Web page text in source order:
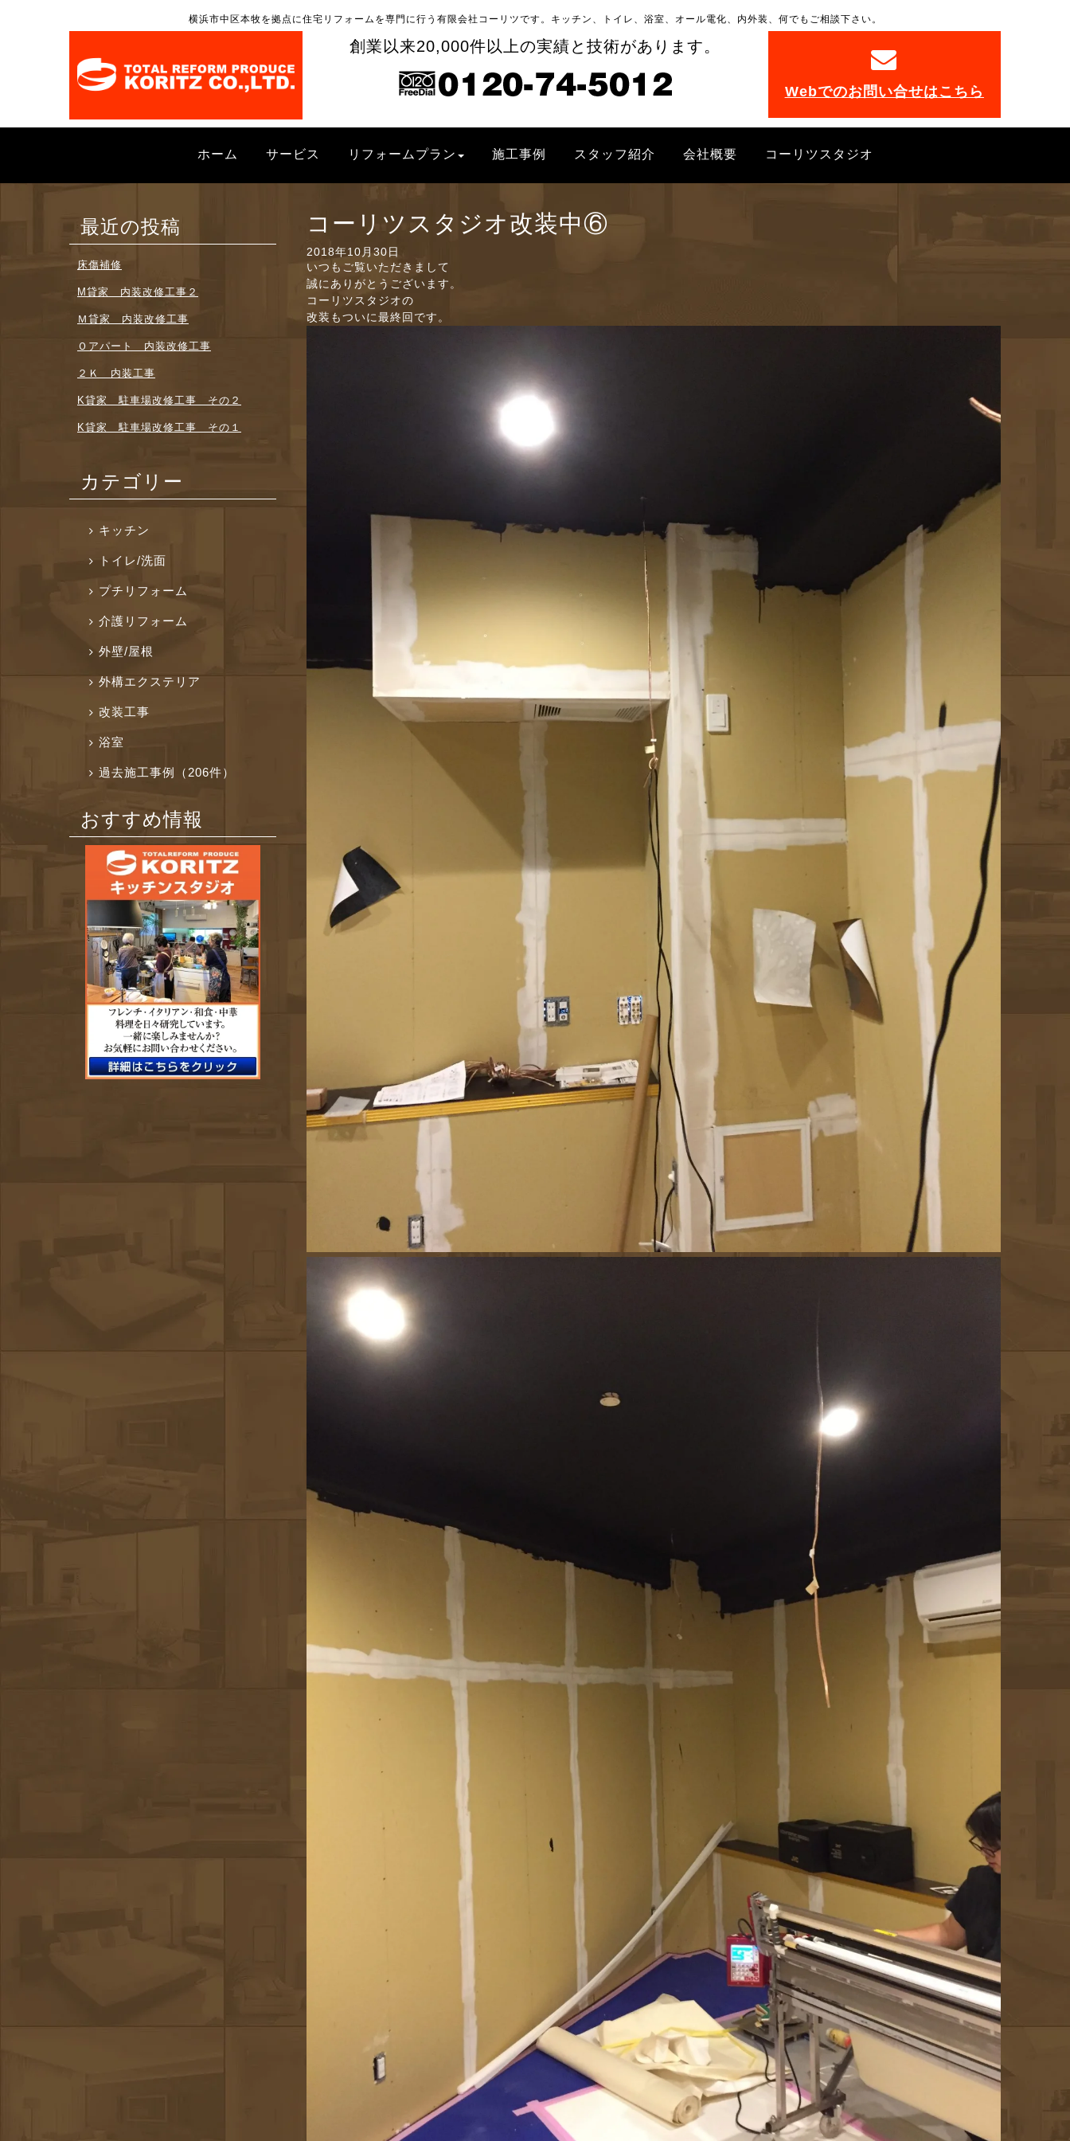
横浜市中区本牧を拠点に住宅リフォームを専門に行う有限会社コーリツです。キッチン、トイレ、浴室、オール電化、内外装、何でもご相談下さい。
創業以来20,000件以上の実績と技術があります。
Webでのお問い合せはこちら
ホーム サービス リフォームプラン 施工事例 スタッフ紹介 会社概要 コーリツスタジオ
コーリツスタジオ改装中⑥
2018年10月30日
いつもご覧いただきまして
誠にありがとうございます。
コーリツスタジオの
改装もついに最終回です。
最近の投稿
床傷補修
M貸家 内装改修工事２
Ｍ貸家 内装改修工事
Ｏアパート 内装改修工事
２Ｋ 内装工事
K貸家 駐車場改修工事 その２
K貸家 駐車場改修工事 その１
カテゴリー
キッチン
トイレ/洗面
プチリフォーム
介護リフォーム
外壁/屋根
外構エクステリア
改装工事
浴室
過去施工事例（206件）
おすすめ情報